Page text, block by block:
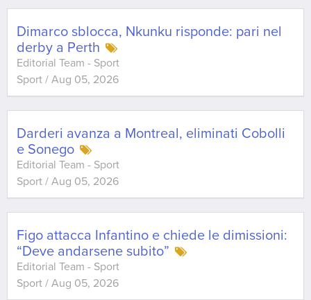
Dimarco sblocca, Nkunku risponde: pari nel
derby a Perth
Editorial Team - Sport
Sport / Aug 05, 2026
Darderi avanza a Montreal, eliminati Cobolli
e Sonego
Editorial Team - Sport
Sport / Aug 05, 2026
Figo attacca Infantino e chiede le dimissioni:
“Deve andarsene subito”
Editorial Team - Sport
Sport / Aug 05, 2026